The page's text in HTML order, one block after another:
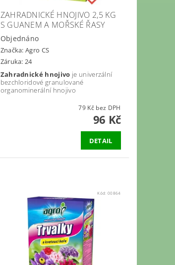
ZAHRADNICKÉ HNOJIVO 2,5 KG
S GUANEM A MOŘSKÉ ŘASY
Objednáno
Značka:Agro CS
Záruka: 24
Zahradnické hnojivo je univerzální
bezchloridové granulované
organominerální hnojivo
79 Kč bez DPH
96 Kč
DETAIL
Kód:00864